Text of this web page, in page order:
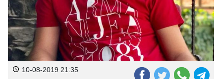
10-08-2019 21:35